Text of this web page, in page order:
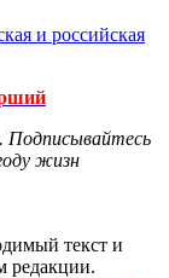
и российская
Подписывайтесь
жизн
текст и
редакции.